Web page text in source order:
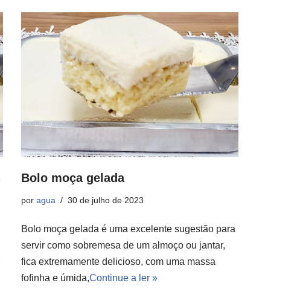
Bolo moça gelada
por agua 30 de julho de 2023
Bolo moça gelada é uma excelente sugestão para
servir como sobremesa de um almoço ou jantar,
fica extremamente delicioso, com uma massa
fofinha e úmida,Continue a ler »